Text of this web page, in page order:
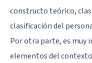
constructo teórico,
clasificación del
Por otra parte, es muy
elementos del